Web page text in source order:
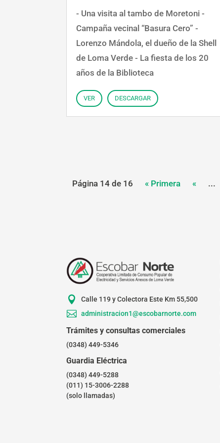
- Una visita al tambo de Moretoni -
Campaña vecinal “Basura Cero” -
Lorenzo Mándola, el dueño de la Shell
de Loma Verde - La fiesta de los 20
años de la Biblioteca
VER DESCARGAR
Página 14 de 16 « Primera « ...
 Calle 119 y Colectora Este Km 55,500
 administracion1@escobarnorte.com
Trámites y consultas comerciales
(0348) 449-5346
Guardia Eléctrica
(0348) 449-5288
(011) 15-3006-2288
(solo llamadas)